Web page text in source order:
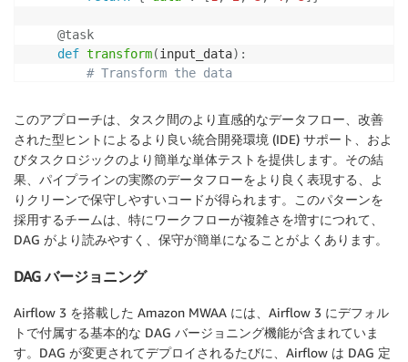
@task
def transform(input_data) :
# Transform the data
@task
def
load(transformed_data) :
# Load data to destination
print(f"Loading data: { transformed_data }"
# Define the workflow
    extracted_data
= extract()
    load
(transformed_data
# Instantiate the DAG
etl_dag = modern_etl_workflow( )
このアプローチは、タスク間のより直感的なデータフロー、改善
された型ヒントによるより良い統合開発環境 (IDE) サポート、およ
びタスクロジックのより簡単な単体テストを提供します。その結
果、パイプラインの実際のデータフローをより良く表現する、よ
りクリーンで保守しやすいコードが得られます。このパターンを
採用するチームは、特にワークフローが複雑さを増すにつれて、
DAG がより読みやすく、保守が簡単になることがよくあります。
DAG バージョニング
Airflow 3 を搭載した Amazon MWAA には、Airflow 3 にデフォル
トで付属する基本的な DAG バージョニング機能が含まれていま
す。DAG が変更されてデプロイされるたびに、Airflow は DAG 定